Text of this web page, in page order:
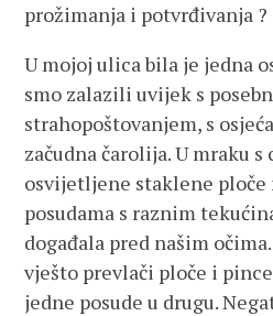
prožimanja i potvrđivanja ?
U mojoj ulica bila je jedna
smo zalazili uvijek s
strahopoštovanjem, s
začudna čarolija. U mraku
osvijetljene staklene ploče
posudama s raznim
događala pred našim
vješto prevlači ploče i
jedne posude u drugu.